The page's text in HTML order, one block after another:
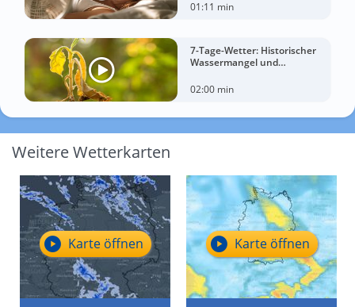
01:11 min
7-Tage-Wetter: Historischer
Wassermangel und
02:00 min
Weitere Wetterkarten
Karte öffnen Karte öffnen